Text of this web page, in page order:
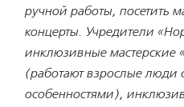
ручной работы, посетить
концерты. Учредители
инклюзивные мастерские
(работают взрослые люди
особенностями),